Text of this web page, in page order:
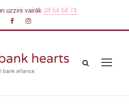
uzzini vairāk 28 64 64 74